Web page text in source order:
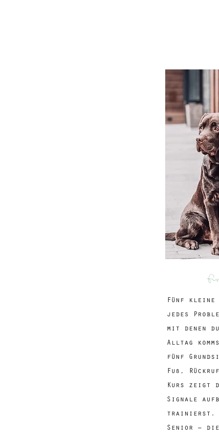
Fünf kleine
jedes
mit denen
Alltag
fünf
Fuß,
Kurs zeigt
Signale
trainierst.
Senior –